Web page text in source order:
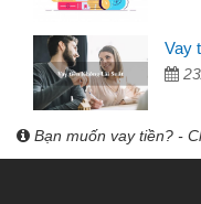
Vay
Bạn muốn vay tiền? -